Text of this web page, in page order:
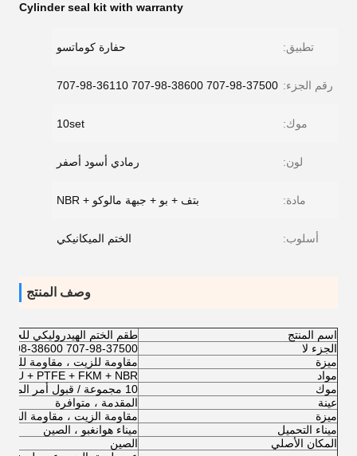
Cylinder seal kit with warranty
تطبيق: حفارة كوماتسو
رقم الجزء: 707-98-37500 707-98-38600 707-98-36110
موك: 10set
لون: رمادي أسود أصفر
مادة: بتف + بو + جبهة مالوكو + NBR
أسلوب: الختم الميكانيكي
وصف المنتج
اسم المنتج
طقم الختم الهيدروليكي
الجزء لا
707-98-37500
98-38600
ميزة
مقاومة للزيت ، مقاومة
مواد
PU + PTFE + FKM + NBR
موك
10 مجموعة / قبول أمر المحاكمة
عينة
المقدمة ، متوافرة
ميزة
مقاومة الزيت ، مقاومة
ميناء التحميل
ميناء هوانغبو ، الصين
المكان الأصلي
الصين